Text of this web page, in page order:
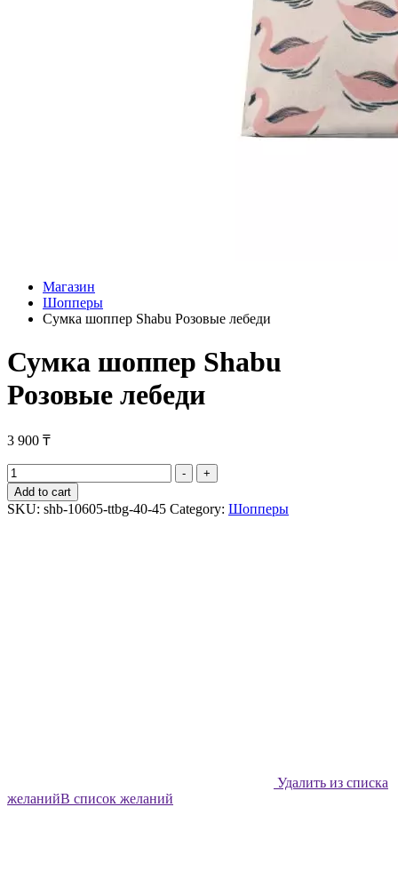
Магазин
Шопперы
Сумка шоппер Shabu Розовые лебеди
Сумка шоппер Shabu
Розовые лебеди
3 900 ₸
Сумка
шоппер
Shabu
Розовые
-
+
Add to cart
SKU: shb-10605-ttbg-40-45 Category: Шопперы
Удалить из списка
желанийВ список желаний